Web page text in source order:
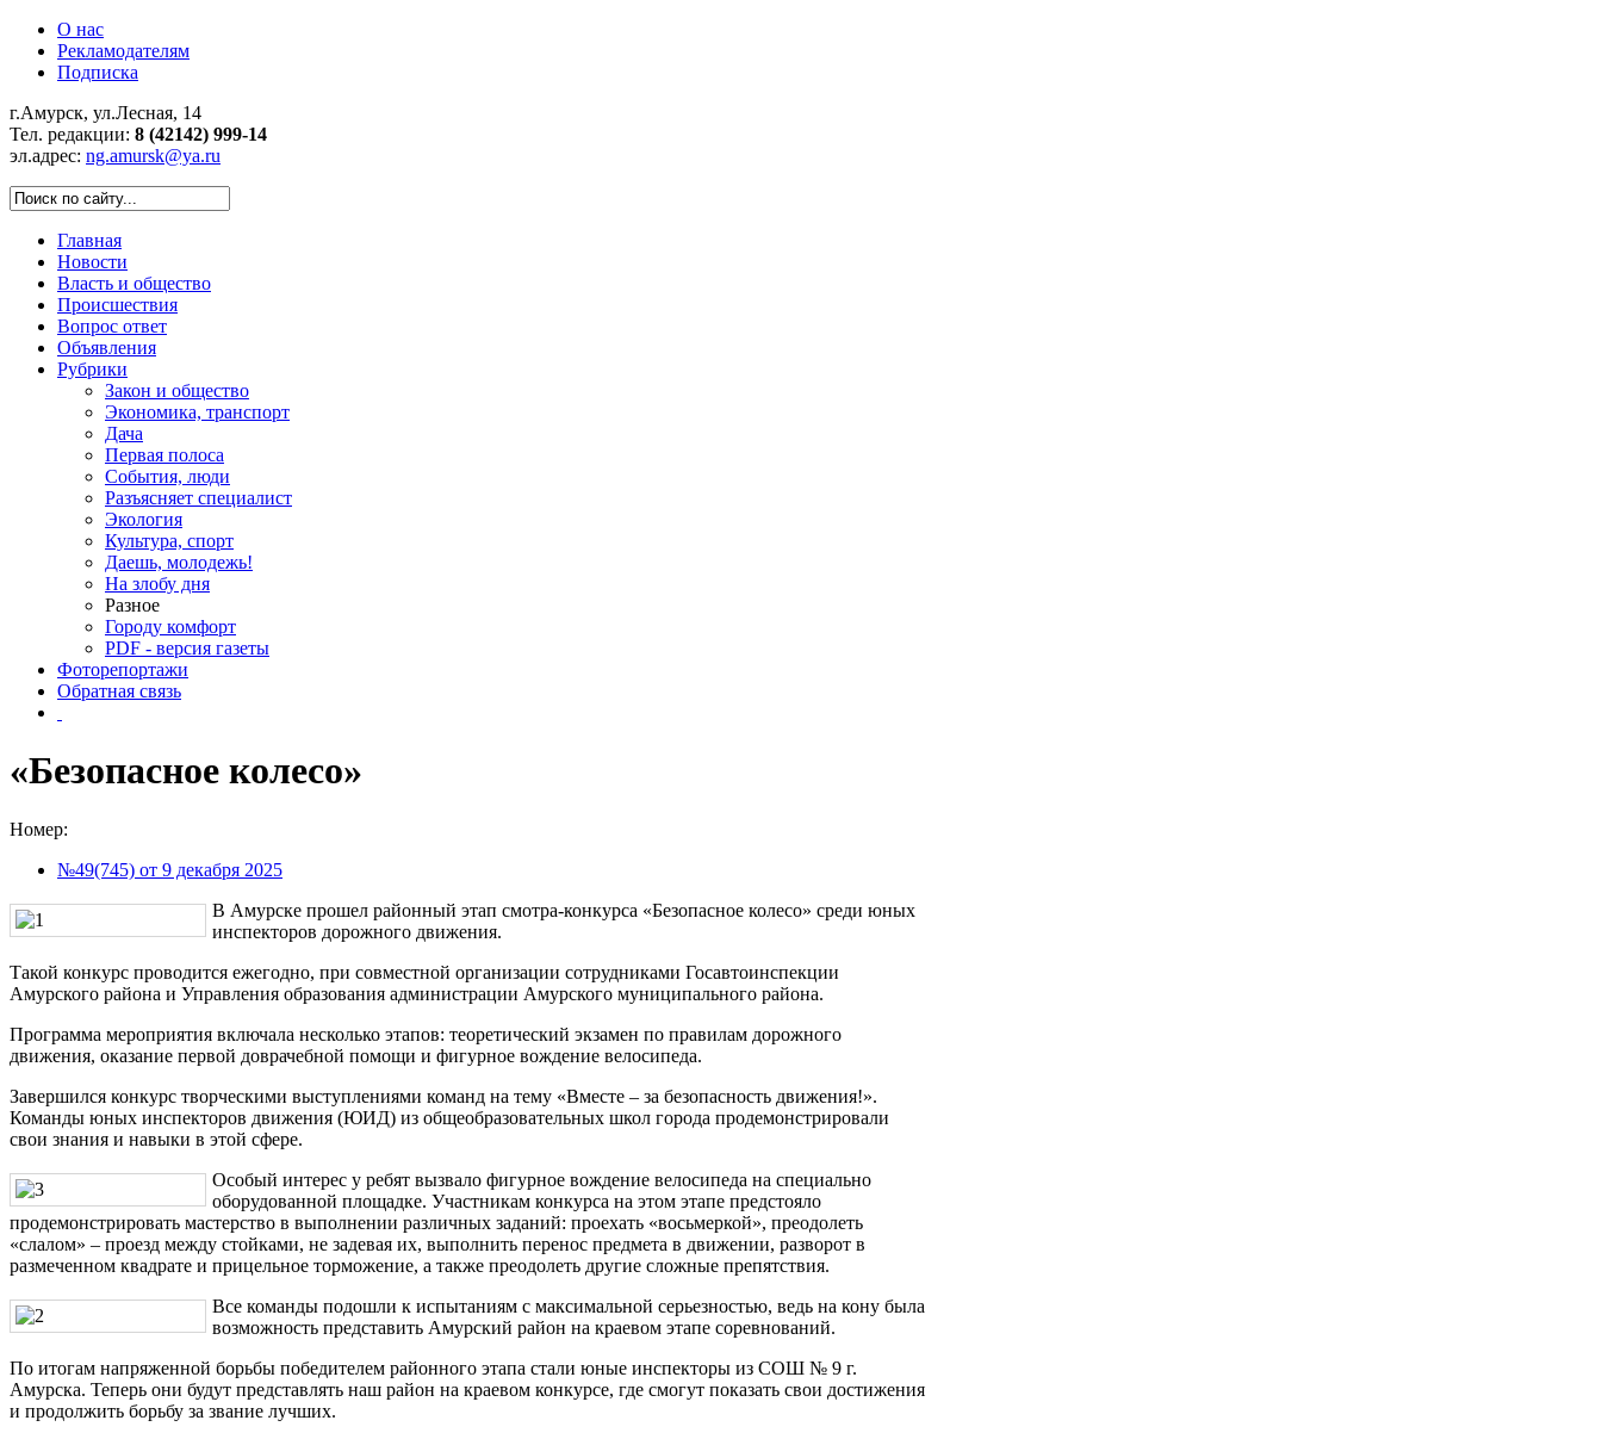
О нас
Рекламодателям
Подписка
г.Амурск, ул.Лесная, 14
Тел. редакции: 8 (42142) 999-14
эл.адрес: ng.amursk@ya.ru
Главная
Новости
Власть и общество
Происшествия
Вопрос ответ
Объявления
Рубрики
Закон и общество
Экономика, транспорт
Дача
Первая полоса
События, люди
Разъясняет специалист
Экология
Культура, спорт
Даешь, молодежь!
На злобу дня
Разное
Городу комфорт
PDF - версия газеты
Фоторепортажи
Обратная связь
«Безопасное колесо»
Номер:
№49(745) от 9 декабря 2025
В Амурске прошел районный этап смотра-конкурса «Безопасное колесо» среди юных
инспекторов дорожного движения.
Такой конкурс проводится ежегодно, при совместной организации сотрудниками Госавтоинспекции
Амурского района и Управления образования администрации Амурского муниципального района.
Программа мероприятия включала несколько этапов: теоретический экзамен по правилам дорожного
движения, оказание первой доврачебной помощи и фигурное вождение велосипеда.
Завершился конкурс творческими выступлениями команд на тему «Вместе – за безопасность движения!».
Команды юных инспекторов движения (ЮИД) из общеобразовательных школ города продемонстрировали
свои знания и навыки в этой сфере.
Особый интерес у ребят вызвало фигурное вождение велосипеда на специально
оборудованной площадке. Участникам конкурса на этом этапе предстояло
продемонстрировать мастерство в выполнении различных заданий: проехать «восьмеркой», преодолеть
«слалом» ‒ проезд между стойками, не задевая их, выполнить перенос предмета в движении, разворот в
размеченном квадрате и прицельное торможение, а также преодолеть другие сложные препятствия.
Все команды подошли к испытаниям с максимальной серьезностью, ведь на кону была
возможность представить Амурский район на краевом этапе соревнований.
По итогам напряженной борьбы победителем районного этапа стали юные инспекторы из СОШ № 9 г.
Амурска. Теперь они будут представлять наш район на краевом конкурсе, где смогут показать свои достижения
и продолжить борьбу за звание лучших.